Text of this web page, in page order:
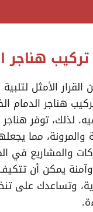
تركيب هناجر
الأمثل لتلبية
هناجر الدمام
لذلك، توفر هناجر
والمرونة، مما
والمشاريع في
يمكن أن
وتساعدك على